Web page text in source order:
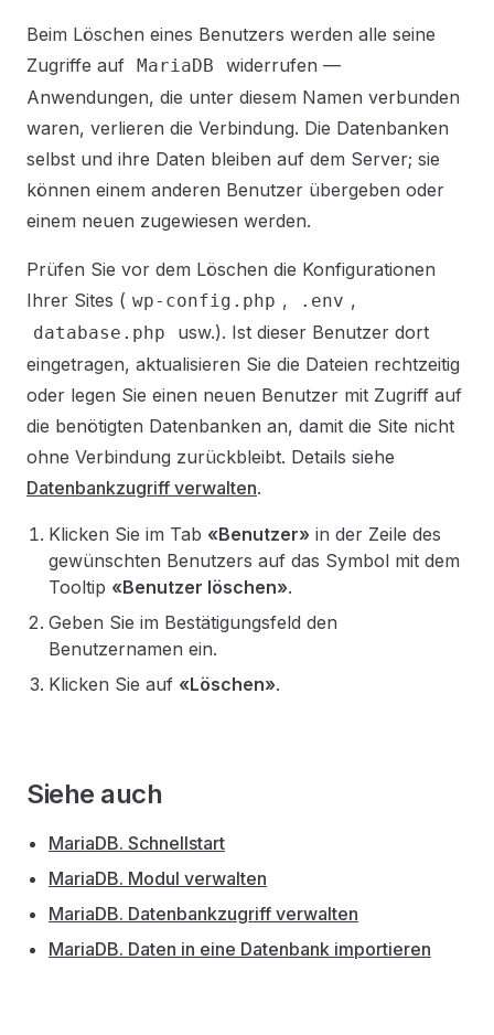
Beim Löschen eines Benutzers werden alle seine
Zugriffe auf MariaDB
widerrufen —
Anwendungen, die unter diesem Namen verbunden
waren, verlieren die Verbindung. Die Datenbanken
selbst und ihre Daten bleiben auf dem Server; sie
können einem anderen Benutzer übergeben oder
einem neuen zugewiesen werden.
Prüfen Sie vor dem Löschen die Konfigurationen
Ihrer Sites ( wp-config.php , .env ,
database.php
usw.). Ist dieser Benutzer dort
eingetragen, aktualisieren Sie die Dateien rechtzeitig
oder legen Sie einen neuen Benutzer mit Zugriff auf
die benötigten Datenbanken an, damit die Site nicht
ohne Verbindung zurückbleibt. Details siehe
Datenbankzugriff verwalten.
Klicken Sie im Tab «Benutzer» in der Zeile des
gewünschten Benutzers auf das Symbol mit dem
Tooltip «Benutzer löschen».
Geben Sie im Bestätigungsfeld den
Benutzernamen ein.
Klicken Sie auf «Löschen».
Siehe auch
MariaDB. Schnellstart
MariaDB. Modul verwalten
MariaDB. Datenbankzugriff verwalten
MariaDB. Daten in eine Datenbank importieren